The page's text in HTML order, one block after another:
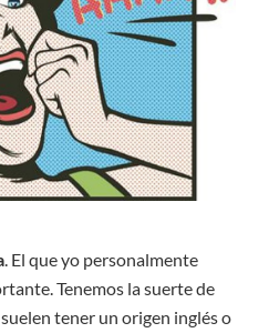
. El que yo personalmente
Tenemos la suerte de
tener un origen inglés o